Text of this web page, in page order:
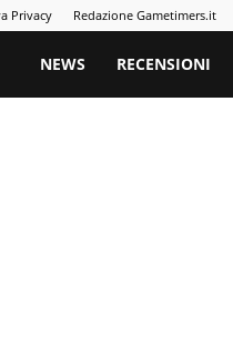
Privacy Redazione Gametimers.it
Gametimers
NEWS RECENSIONI